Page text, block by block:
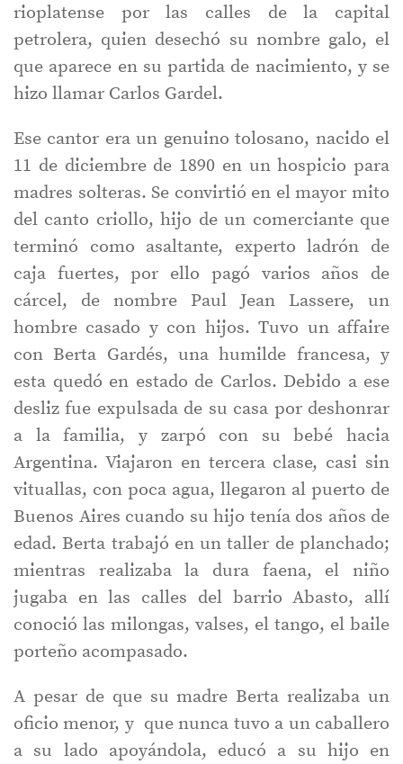
rioplatense por las calles de la capital
petrolera, quien desechó su nombre galo, el
que aparece en su partida de nacimiento, y se
hizo llamar Carlos Gardel.
Ese cantor era un genuino tolosano, nacido el
11 de diciembre de 1890 en un hospicio para
madres solteras. Se convirtió en el mayor mito
del canto criollo, hijo de un comerciante que
terminó como asaltante, experto ladrón de
caja fuertes, por ello pagó varios años de
cárcel, de nombre Paul Jean Lassere, un
hombre casado y con hijos. Tuvo un affaire
con Berta Gardés, una humilde francesa, y
esta quedó en estado de Carlos. Debido a ese
desliz fue expulsada de su casa por deshonrar
a la familia, y zarpó con su bebé hacia
Argentina. Viajaron en tercera clase, casi sin
vituallas, con poca agua, llegaron al puerto de
Buenos Aires cuando su hijo tenía dos años de
edad. Berta trabajó en un taller de planchado;
mientras realizaba la dura faena, el niño
jugaba en las calles del barrio Abasto, allí
conoció las milongas, valses, el tango, el baile
porteño acompasado.
A pesar de que su madre Berta realizaba un
oficio menor, y que nunca tuvo a un caballero
a su lado apoyándola, educó a su hijo en